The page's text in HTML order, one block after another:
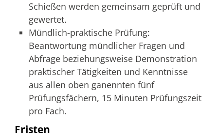
Schießen werden gemeinsam geprüft und
gewertet.
Mündlich-praktische Prüfung:
Beantwortung mündlicher Fragen und
Abfrage beziehungsweise Demonstration
praktischer Tätigkeiten und Kenntnisse
aus allen oben ganennten fünf
Prüfungsfächern, 15 Minuten Prüfungszeit
pro Fach.
Fristen